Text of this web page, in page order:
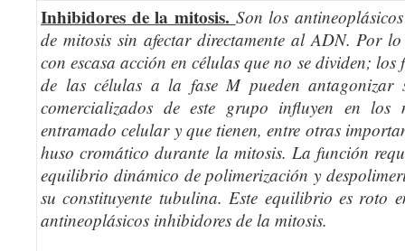
Inhibidores de la mitosis. Son los
de mitosis sin afectar directamente al ADN. Por
con escasa acción en células que no se dividen;
de las células a la fase M pueden antagonizar
comercializados de este grupo influyen en los
entramado celular y que tienen, entre otras
huso cromático durante la mitosis. La función
equilibrio dinámico de polimerización y
su constituyente tubulina. Este equilibrio es roto
antineoplásicos inhibidores de la mitosis.